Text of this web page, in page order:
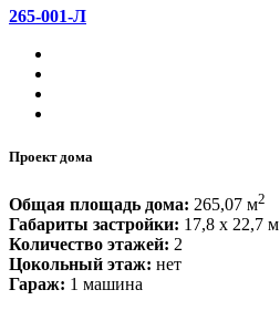
265-001-Л
Проект дома
Общая площадь дома: 265,07 м2
Габариты застройки: 17,8 x 22,7 м
Количество этажей: 2
Цокольный этаж: нет
Гараж: 1 машина